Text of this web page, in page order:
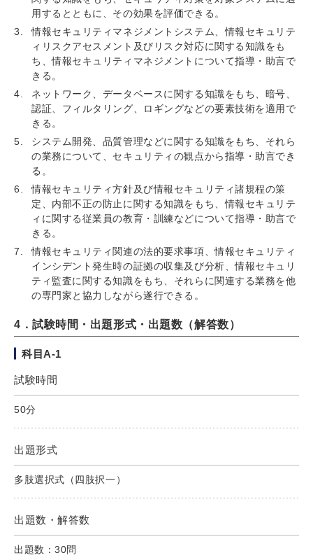
用するとともに、その効果を評価できる。
情報セキュリティマネジメントシステム、情報セキュリテ
ィリスクアセスメント及びリスク対応に関する知識をも
ち、情報セキュリティマネジメントについて指導・助言で
きる。
ネットワーク、データベースに関する知識をもち、暗号、
認証、フィルタリング、ロギングなどの要素技術を適用で
きる。
システム開発、品質管理などに関する知識をもち、それら
の業務について、セキュリティの観点から指導・助言でき
る。
情報セキュリティ方針及び情報セキュリティ諸規程の策
定、内部不正の防止に関する知識をもち、情報セキュリテ
ィに関する従業員の教育・訓練などについて指導・助言で
きる。
情報セキュリティ関連の法的要求事項、情報セキュリティ
インシデント発生時の証拠の収集及び分析、情報セキュリ
ティ監査に関する知識をもち、それらに関連する業務を他
の専門家と協力しながら遂行できる。
4．試験時間・出題形式・出題数（解答数）
科目A-1
試験時間
50分
出題形式
多肢選択式（四肢択一）
出題数・解答数
出題数：30問